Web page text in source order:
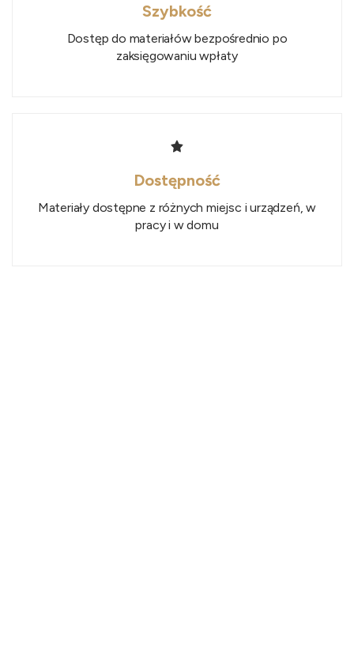
Szybkość
Dostęp do materiałów bezpośrednio po
zaksięgowaniu wpłaty
Dostępność
Materiały dostępne z różnych miejsc i urządzeń, w
pracy i w domu